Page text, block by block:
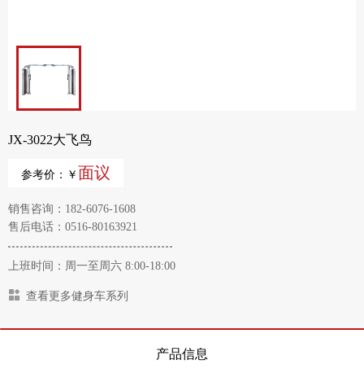
JX-3022大飞鸟
参考价：￥ 面议
销售咨询：182-6076-1608
售后电话：0516-80163921
上班时间：周一至周六 8:00-18:00
查看更多健身车系列
产品信息